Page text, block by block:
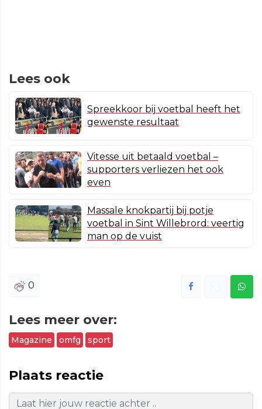
Lees ook
Spreekkoor bij voetbal heeft het
gewenste resultaat
Vitesse uit betaald voetbal –
supporters verliezen het ook
even
Massale knokpartij bij potje
voetbal in Sint Willebrord: veertig
man op de vuist
0
Lees meer over:
Magazine omfg sport
Plaats reactie